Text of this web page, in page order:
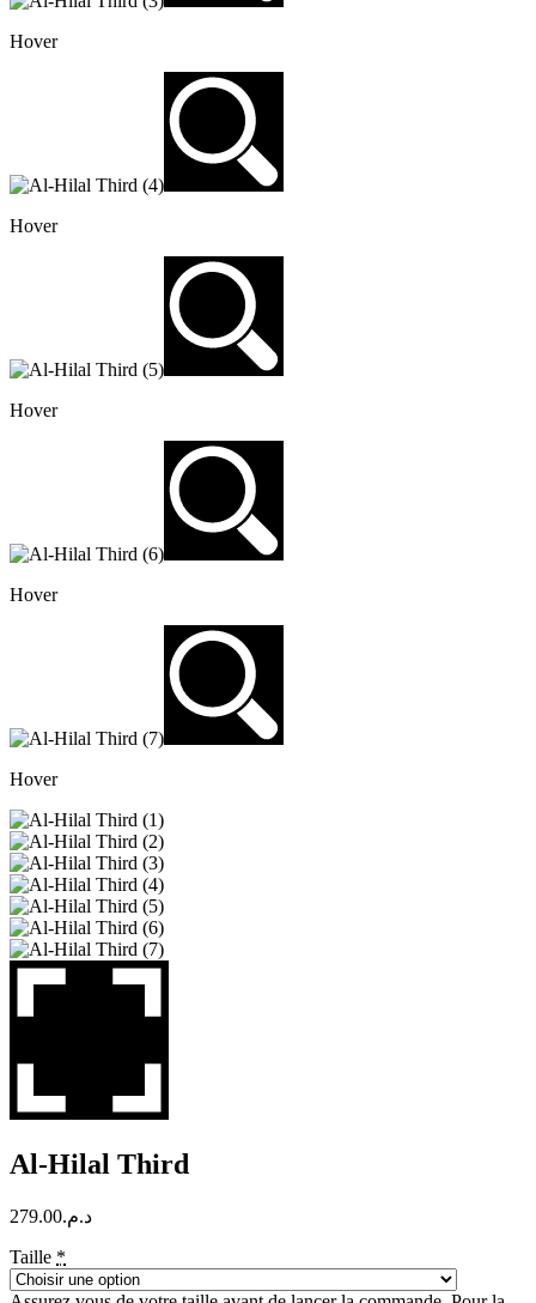
Hover
Hover
Hover
Hover
Hover
Al-Hilal Third
د.م.279.00
Taille *